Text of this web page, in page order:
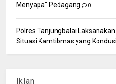
Menyapa" Pedagang
0
Polres Tanjungbalai
Situasi Kamtibmas yang
Iklan